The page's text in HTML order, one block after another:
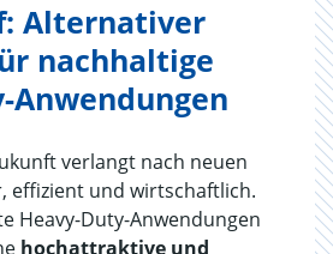
Alternativer
nachhaltige
Anwendungen
verlangt nach neuen
effizient und wirtschaftlich.
Heavy-Duty-Anwendungen
hochattraktive und